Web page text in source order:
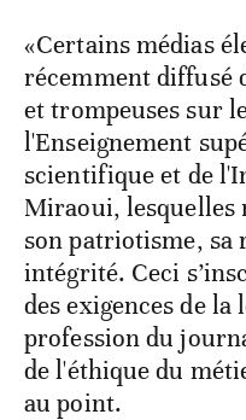
«Certains médias
récemment diffusé
et trompeuses sur
l'Enseignement
scientifique et de
Miraoui, lesquelles
son patriotisme, sa
intégrité. Ceci
des exigences de
profession du
de l'éthique du
au point.